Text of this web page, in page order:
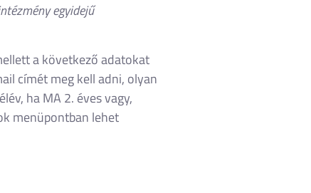
egyidejű
a következő adatokat
címét meg kell adni, olyan
ha MA 2. éves vagy,
menüpontban lehet